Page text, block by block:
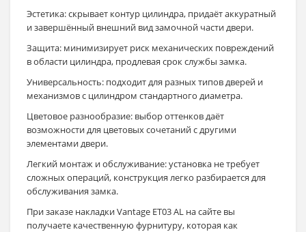
Эстетика: скрывает контур цилиндра, придаёт аккуратный
и завершённый внешний вид замочной части двери.
Защита: минимизирует риск механических повреждений
в области цилиндра, продлевая срок службы замка.
Универсальность: подходит для разных типов дверей и
механизмов с цилиндром стандартного диаметра.
Цветовое разнообразие: выбор оттенков даёт
возможности для цветовых сочетаний с другими
элементами двери.
Легкий монтаж и обслуживание: установка не требует
сложных операций, конструкция легко разбирается для
обслуживания замка.
При заказе накладки Vantage ET03 AL на сайте вы
получаете качественную фурнитуру, которая как